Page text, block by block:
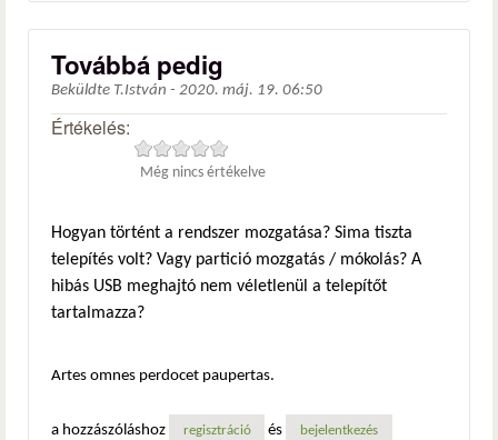
Továbbá pedig
Beküldte T.István - 2020. máj. 19. 06:50
Értékelés:
Még nincs értékelve
Hogyan történt a rendszer mozgatása? Sima tiszta
telepítés volt? Vagy partició mozgatás / mókolás? A
hibás USB meghajtó nem véletlenül a telepítőt
tartalmazza?
Artes omnes perdocet paupertas.
a hozzászóláshoz regisztráció és bejelentkezés